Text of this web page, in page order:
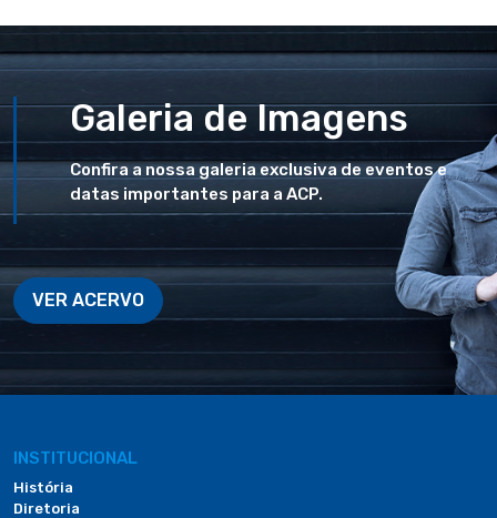
Galeria de Imagens
Confira a nossa galeria exclusiva de eventos e
datas importantes para a ACP.
VER ACERVO
INSTITUCIONAL
História
Diretoria